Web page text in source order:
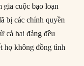
gia cuộc bạo loạn
bị các chính quyền
cả hai đảng đều
họ không đồng tình